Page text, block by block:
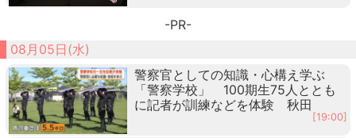
-PR-
08月05日(水)
警察官としての知識・心構え学ぶ
「警察学校」 100期生75人ととも
に記者が訓練などを体験 秋田
[19:00]